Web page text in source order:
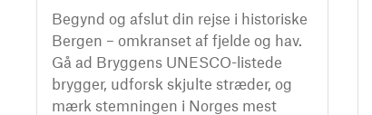
Begynd og afslut din rejse i historiske
Bergen – omkranset af fjelde og hav.
Gå ad Bryggens UNESCO-listede
brygger, udforsk skjulte stræder, og
mærk stemningen i Norges mest